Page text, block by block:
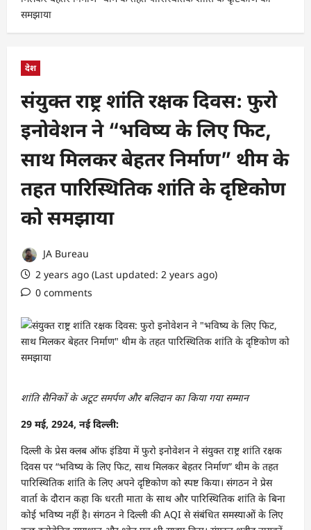
समझाया
देश
संयुक्त राष्ट्र शांति रक्षक दिवस: फुरो
इनोवेशन ने “भविष्य के लिए फिट,
साथ मिलकर बेहतर निर्माण” थीम के
तहत पारिस्थितिक शांति के दृष्टिकोण
को समझाया
JA Bureau
2 years ago (Last updated: 2 years ago)
0 comments
शांति सैनिकों के अटूट समर्पण और बलिदान का किया गया सम्मान
29 मई, 2924, नई दिल्ली:
दिल्ली के प्रेस क्लब ऑफ इंडिया में फुरो इनोवेशन ने संयुक्त राष्ट्र शांति रक्षक
दिवस पर “भविष्य के लिए फिट, साथ मिलकर बेहतर निर्माण” थीम के तहत
पारिस्थितिक शांति के लिए अपने दृष्टिकोण को स्पष्ट किया। संगठन ने प्रेस
वार्ता के दौरान कहा कि धरती माता के साथ और पारिस्थितिक शांति के बिना
कोई भविष्य नहीं है। संगठन ने दिल्ली की AQI से संबंधित समस्याओं के लिए